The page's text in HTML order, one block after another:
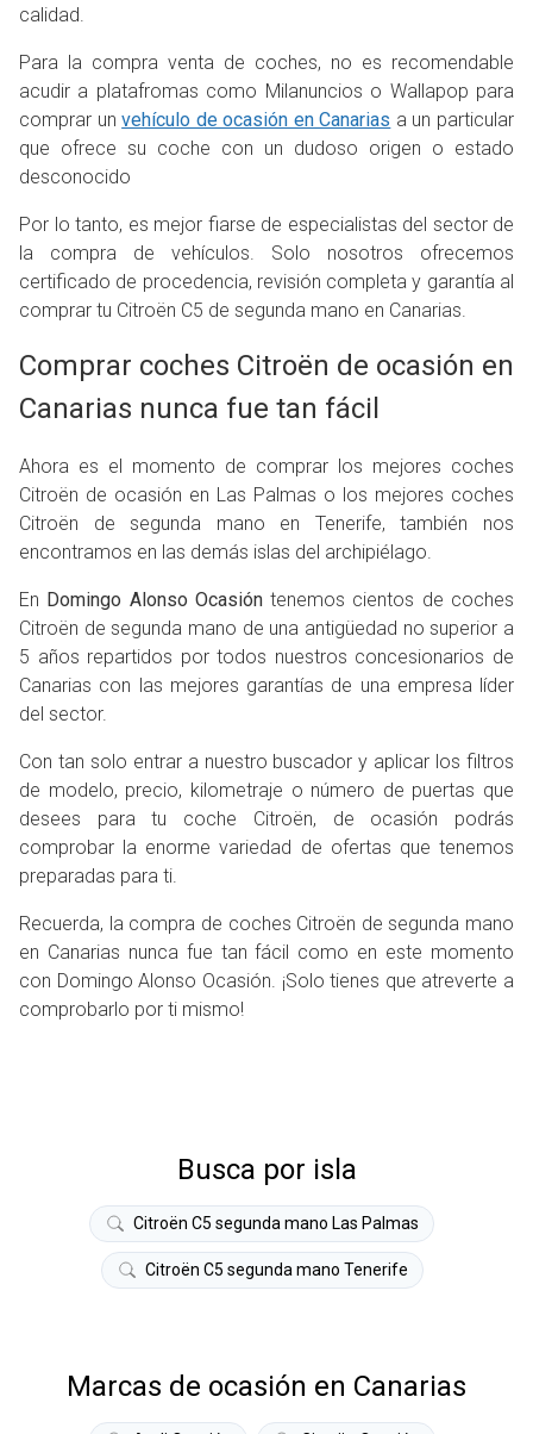
calidad.
Para la compra venta de coches, no es recomendable
acudir a platafromas como Milanuncios o Wallapop para
comprar unvehículo de ocasión en Canarias a un particular
que ofrece su coche con un dudoso origen o estado
desconocido
Por lo tanto, es mejor fiarse de especialistas del sector de
la compra de vehículos. Solo nosotros ofrecemos
certificado de procedencia, revisión completa y garantía al
comprar tu Citroën C5 de segunda mano en Canarias.
Comprar coches Citroën de ocasión en
Canarias nunca fue tan fácil
Ahora es el momento de comprar los mejores coches
Citroën de ocasión en Las Palmas o los mejores coches
Citroën de segunda mano en Tenerife, también nos
encontramos en las demás islas del archipiélago.
En Domingo Alonso Ocasióntenemos cientos de coches
Citroën de segunda mano de una antigüedad no superior a
5 años repartidos por todos nuestros concesionarios de
Canarias con las mejores garantías de una empresa líder
del sector.
Con tan solo entrar a nuestro buscador y aplicar los filtros
de modelo, precio, kilometraje o número de puertas que
desees para tu coche Citroën, de ocasión podrás
comprobar la enorme variedad de ofertas que tenemos
preparadas para ti.
Recuerda, la compra de coches Citroën de segunda mano
en Canarias nunca fue tan fácil como en este momento
con Domingo Alonso Ocasión. ¡Solo tienes que atreverte a
comprobarlo por ti mismo!
Busca por isla
Citroën C5 segunda mano Las Palmas
Citroën C5 segunda mano Tenerife
Marcas de ocasión en Canarias